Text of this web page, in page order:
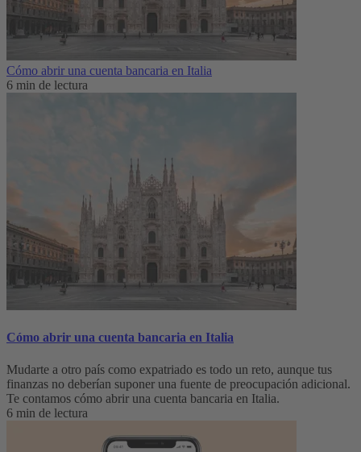
Cómo abrir una cuenta bancaria en Italia
6 min de lectura
Cómo abrir una cuenta bancaria en Italia
Mudarte a otro país como expatriado es todo un reto, aunque tus
finanzas no deberían suponer una fuente de preocupación adicional.
Te contamos cómo abrir una cuenta bancaria en Italia.
6 min de lectura